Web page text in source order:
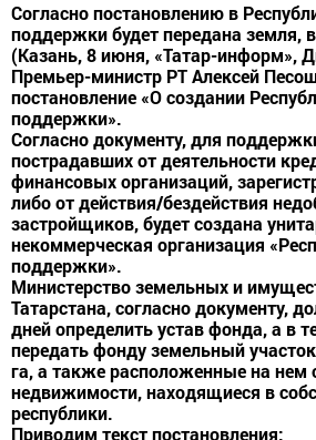
Согласно постановлению в
поддержки будет передана земля,
(Казань, 8 июня, «Татар-информ»,
Премьер-министр РТ Алексей
постановление «О создании
поддержки».
Согласно документу, для
пострадавших от деятельности
финансовых организаций,
либо от действия/бездействия
застройщиков, будет создана
некоммерческая организация
поддержки».
Министерство земельных и
Татарстана, согласно документу,
дней определить устав фонда, а в
передать фонду земельный
га, а также расположенные на нем
недвижимости, находящиеся в
республики.
Приводим текст постановления: